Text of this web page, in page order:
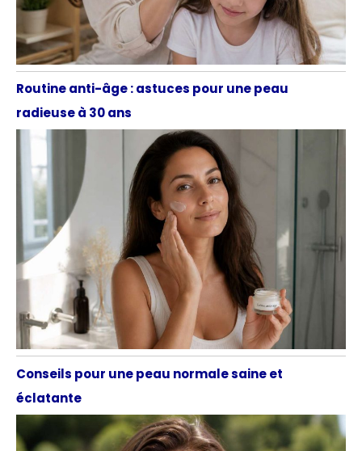
Routine anti-âge : astuces pour une peau
radieuse à 30 ans
Conseils pour une peau normale saine et
éclatante